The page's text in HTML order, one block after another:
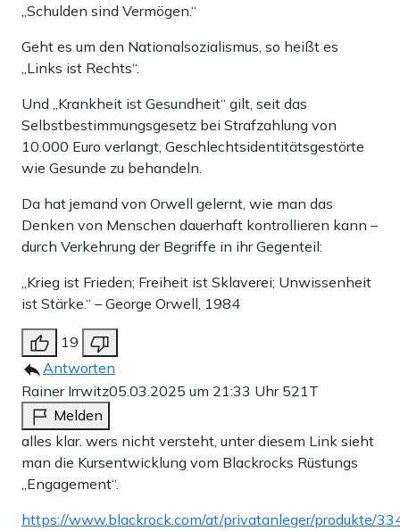
„Schulden sind Vermögen.“
Geht es um den Nationalsozialismus, so heißt es
„Links ist Rechts“.
Und „Krankheit ist Gesundheit“ gilt, seit das
Selbstbestimmungsgesetz bei Strafzahlung von
10.000 Euro verlangt, Geschlechtsidentitätsgestörte
wie Gesunde zu behandeln.
Da hat jemand von Orwell gelernt, wie man das
Denken von Menschen dauerhaft kontrollieren kann –
durch Verkehrung der Begriffe in ihr Gegenteil:
„Krieg ist Frieden; Freiheit ist Sklaverei; Unwissenheit
ist Stärke.“ – George Orwell, 1984
19
Antworten
Rainer Irrwitz05.03.2025 um 21:33 Uhr 521T
Melden
alles klar. wers nicht versteht, unter diesem Link sieht
man die Kursentwicklung vom Blackrocks Rüstungs
„Engagement“.
https://www.blackrock.com/at/privatanleger/produkte/